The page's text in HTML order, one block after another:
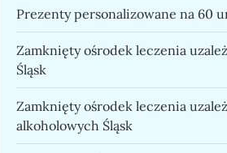
Prezenty personalizowane na 60
Zamknięty ośrodek leczenia
Śląsk
Zamknięty ośrodek leczenia
alkoholowych Śląsk